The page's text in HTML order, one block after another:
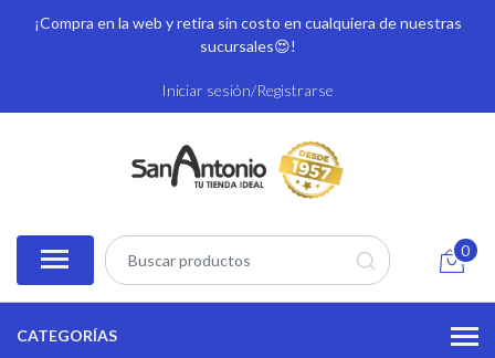
¡Compra en la web y retira sin costo en cualquiera de nuestras
sucursales😍!
Iniciar sesión/Registrarse
0
CATEGORÍAS